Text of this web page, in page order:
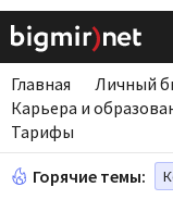
Главная Личный
Карьера и
Тарифы
Горячие темы: